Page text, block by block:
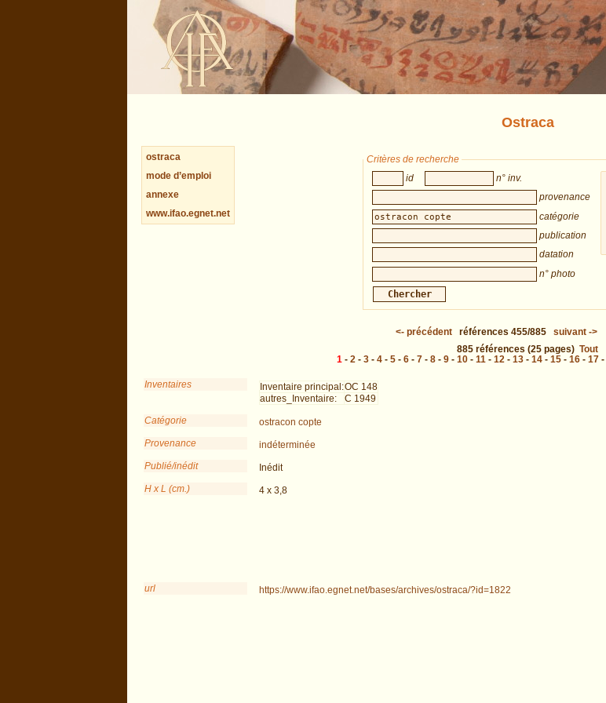
Ostraca
ostraca
mode d’emploi
annexe
www.ifao.egnet.net
Critères de recherche
id
n° inv.
provenance
catégorie
publication
datation
n° photo
<- précédent références 455/885 suivant->
885 références (25 pages) Tout
1 - 2 - 3 - 4 - 5 - 6 - 7 - 8 - 9 - 10 - 11 - 12 - 13 - 14 - 15 - 16 - 17 -
Inventaires Inventaire principal:OC 148
autres_Inventaire:
C 1949
Catégorie
ostracon copte
Provenance
indéterminée
Publié/inédit
Inédit
H x L (cm.)
4 x 3,8
url https://www.ifao.egnet.net/bases/archives/ostraca/?id=1822